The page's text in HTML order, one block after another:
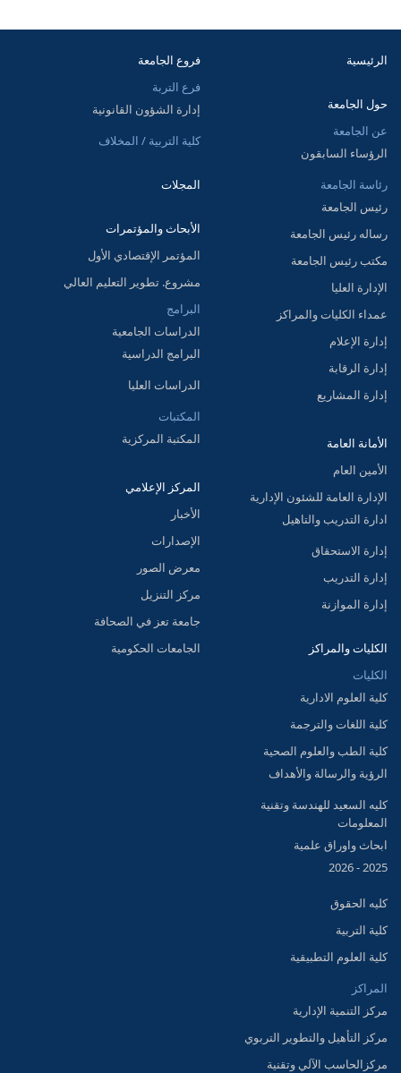
الرئيسية
حول الجامعة
عن الجامعة
الرؤساء السابقون
رئاسة الجامعة
رئيس الجامعة
رساله رئيس الجامعة
مكتب رئيس الجامعة
الإدارة العليا
عمداء الكليات والمراكز
إدارة الإعلام
إدارة الرقابة
إدارة المشاريع
الأمانة العامة
الأمين العام
الإدارة العامة للشئون الإدارية
ادارة التدريب والتاهيل
إدارة الاستحقاق
إدارة التدريب
إدارة الموازنة
الكليات والمراكز
الكليات
كلية العلوم الادارية
كلية اللغات والترجمة
كلية الطب والعلوم الصحية
الرؤية والرسالة والأهداف
كليه السعيد للهندسة وتقنية
المعلومات
ابحاث واوراق علمية
2025 - 2026
كليه الحقوق
كلية التربية
كلية العلوم التطبيقية
المراكز
مركز التنمية الإدارية
مركز التأهيل والتطوير التربوي
مركزالحاسب الآلي وتقنية
فروع الجامعة
فرع التربة
إدارة الشؤون القانونية
كلية التربية / المخلاف
المجلات
الأبحاث والمؤتمرات
المؤتمر الإقتصادي الأول
مشروع. تطوير التعليم العالي
البرامج
الدراسات الجامعية
البرامج الدراسية
الدراسات العليا
المكتبات
المكتبة المركزية
المركز الإعلامي
الأخبار
الإصدارات
معرض الصور
مركز التنزيل
جامعة تعز في الصحافة
الجامعات الحكومية